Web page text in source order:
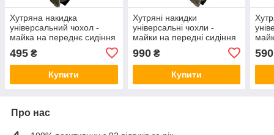
Хутряна накидка
універсальний чохол -
майка на переднє сидіння
авто з овчини (Еко-хутро)
темно-бежева
495 ₴
Купити
Хутряні накидки
універсальні чохли -
майки на передні сидіння
авто з овчини (Еко-хутро)
темно-бежеві
990₴
Купити
590
Про нас